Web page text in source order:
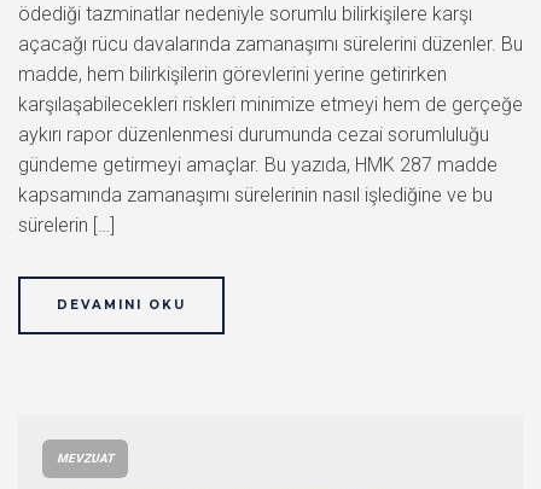
ödediği tazminatlar nedeniyle sorumlu bilirkişilere karşı
açacağı rücu davalarında zamanaşımı sürelerini düzenler. Bu
madde, hem bilirkişilerin görevlerini yerine getirirken
karşılaşabilecekleri riskleri minimize etmeyi hem de gerçeğe
aykırı rapor düzenlenmesi durumunda cezai sorumluluğu
gündeme getirmeyi amaçlar. Bu yazıda, HMK 287 madde
kapsamında zamanaşımı sürelerinin nasıl işlediğine ve bu
sürelerin […]
DEVAMINI OKU
MEVZUAT